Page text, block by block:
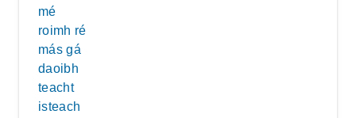
mé
roimh ré
más gá
daoibh
teacht
isteach